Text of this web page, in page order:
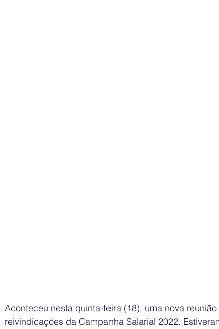
Aconteceu nesta quinta-feira (18), uma nova
reivindicações da Campanha Salarial 2022.